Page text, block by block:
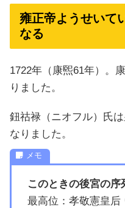
雍正帝ようせいて
なる
1722年（康煕61年）。
りました。
鈕祜禄（ニオフル）氏
なりました。
このときの後宮の序
最高位：孝敬憲皇后